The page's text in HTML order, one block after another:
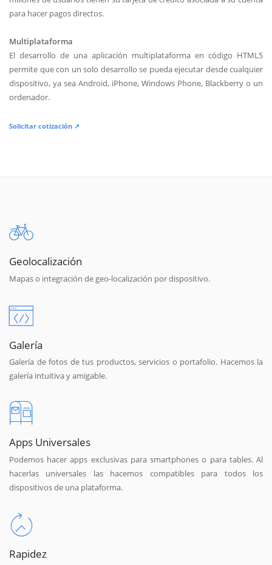
para hacer pagos directos.
Multiplataforma
El desarrollo de una aplicación multiplataforma en código HTML5
permite que con un solo desarrollo se pueda ejecutar desde cualquier
dispositivo, ya sea Android, iPhone, Windows Phone, Blackberry o un
ordenador.
Solicitar cotización ↗
Geolocalización
Mapas o integración de geo-localización por dispositivo.
Galería
Galería de fotos de tus productos, servicios o portafolio. Hacemos la
galería intuitiva y amigable.
Apps Universales
Podemos hacer apps exclusivas para smartphones o para tables. Al
hacerlas universales las hacemos compatibles para todos los
dispositivos de una plataforma.
Rapidez